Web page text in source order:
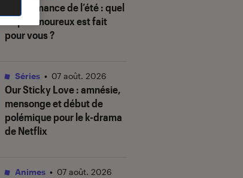
Quiz romance de l’été : quel
trope amoureux est fait
pour vous ?
Our Sticky Love: amnésie,
mensonge et début de
polémique pour le k-drama
de Netflix
Séries • 07 août. 2026
Animes • 07 août. 2026